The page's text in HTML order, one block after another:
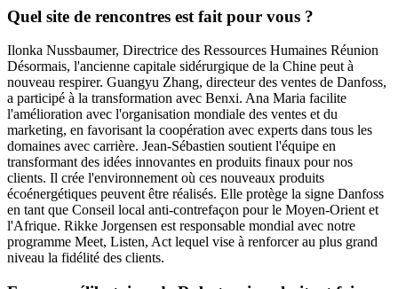
Quel site de rencontres est fait pour vous ?
Ilonka Nussbaumer, Directrice des Ressources Humaines Réunion
Désormais, l'ancienne capitale sidérurgique de la Chine peut à
nouveau respirer. Guangyu Zhang, directeur des ventes de Danfoss,
a participé à la transformation avec Benxi. Ana Maria facilite
l'amélioration avec l'organisation mondiale des ventes et du
marketing, en favorisant la coopération avec experts dans tous les
domaines avec carrière. Jean-Sébastien soutient l'équipe en
transformant des idées innovantes en produits finaux pour nos
clients. Il crée l'environnement où ces nouveaux produits
écoénergétiques peuvent être réalisés. Elle protège la signe Danfoss
en tant que Conseil local anti-contrefaçon pour le Moyen-Orient et
l'Afrique. Rikke Jorgensen est responsable mondial avec notre
programme Meet, Listen, Act lequel vise à renforcer au plus grand
niveau la fidélité des clients.